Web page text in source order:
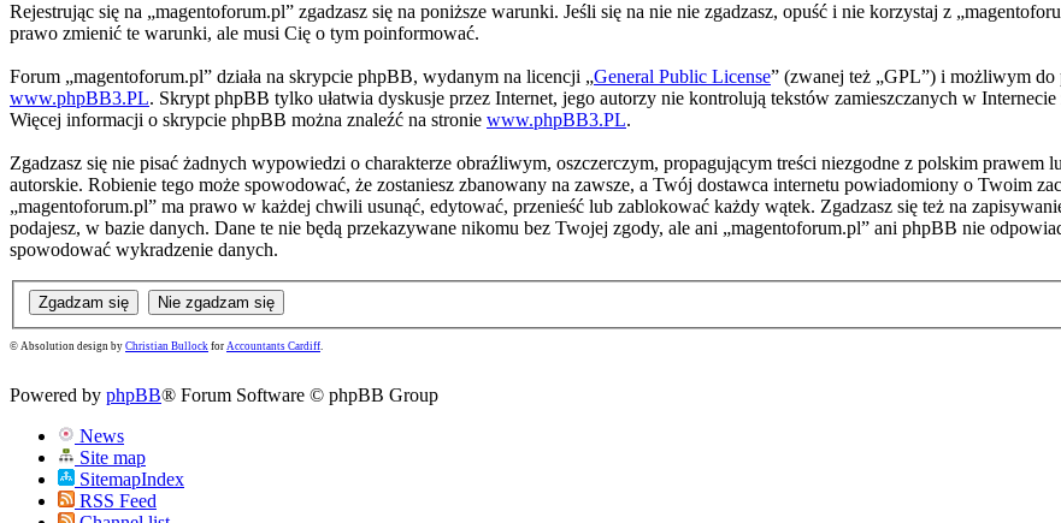
Rejestrując się na „magentoforum.pl” zgadzasz się na poniższe warunki. Jeśli się na nie nie zgadzasz, opuść i nie korzystaj z
prawo zmienić te warunki, ale musi Cię o tym poinformować.
Forum „magentoforum.pl” działa na skrypcie phpBB, wydanym na licencji „General Public License” (zwanej też „GPL”) i możliwym do
www.phpBB3.PL. Skrypt phpBB tylko ułatwia dyskusje przez Internet, jego autorzy nie kontrolują tekstów zamieszczanych w Internecie
Więcej informacji o skrypcie phpBB można znaleźć na stronie www.phpBB3.PL.
Zgadzasz się nie pisać żadnych wypowiedzi o charakterze obraźliwym, oszczerczym, propagującym treści niezgodne z polskim prawem
autorskie. Robienie tego może spowodować, że zostaniesz zbanowany na zawsze, a Twój dostawca internetu powiadomiony o Twoim
„magentoforum.pl” ma prawo w każdej chwili usunąć, edytować, przenieść lub zablokować każdy wątek. Zgadzasz się też na
podajesz, w bazie danych. Dane te nie będą przekazywane nikomu bez Twojej zgody, ale ani „magentoforum.pl” ani phpBB nie
spowodować wykradzenie danych.
© Absolution design by Christian Bullock for Accountants Cardiff
Powered by phpBB® Forum Software © phpBB Group
News
Site map
SitemapIndex
RSS Feed